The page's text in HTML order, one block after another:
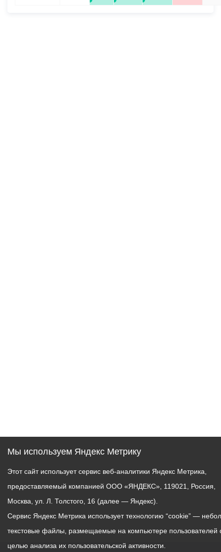
Мы используем Яндекс Метрику
Этот сайт использует сервис веб-аналитики Яндекс Метрика,
предоставляемый компанией ООО «ЯНДЕКС», 119021, Россия,
Москва, ул. Л. Толстого, 16 (далее — Яндекс).
Сервис Яндекс Метрика использует технологию “cookie” —
текстовые файлы, размещаемые на компьютере пользователей
целью анализа их пользовательской активности.